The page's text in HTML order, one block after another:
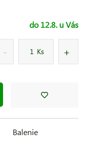
do 12.8. u Vás
Ks
Balenie